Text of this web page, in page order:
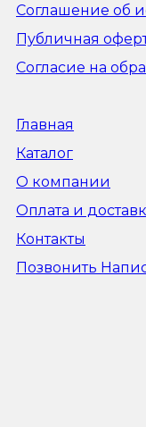
Соглашение об
Публичная
Согласие на
Главная
Каталог
О компании
Оплата и
Контакты
Позвонить